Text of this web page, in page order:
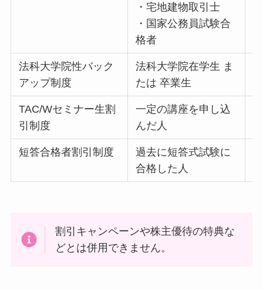
・宅地建物取引士
・国家公務員試験合
格者
法科大学院性バック
アップ制度
法科大学院在学生 ま
たは 卒業生
TAC/Wセミナー生割
引制度
一定の講座を申し込
んだ人
短答合格者割引制度
過去に短答式試験に
合格した人
割引キャンペーンや株主優待の特典な
どとは併用できません。